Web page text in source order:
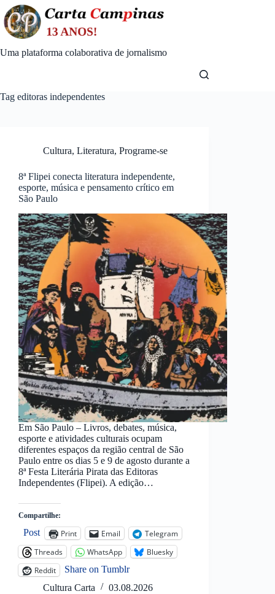
Skip
to
content
Uma plataforma colaborativa de jornalismo
Tag editoras independentes
Cultura, Literatura, Programe-se
8ª Flipei conecta literatura independente,
esporte, música e pensamento crítico em
São Paulo
Em São Paulo – Livros, debates, música,
esporte e atividades culturais ocupam
diferentes espaços da região central de São
Paulo entre os dias 5 e 9 de agosto durante a
8ª Festa Literária Pirata das Editoras
Independentes (Flipei). A edição…
Compartilhe:
Post Print Email
Telegram
Threads
WhatsApp
Bluesky
Reddit
Share on Tumblr
Cultura Carta
03.08.2026